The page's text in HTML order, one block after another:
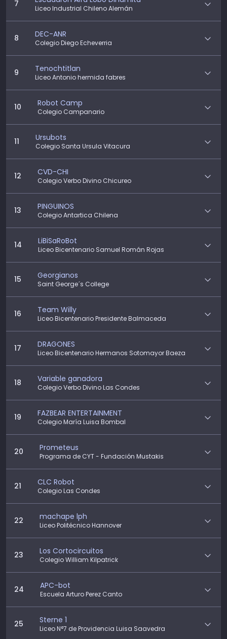
7 Liceo Industrial Chileno Alemán
8 DEC-ANR
Colegio Diego Echeverria
9 Tenochtitlan
Liceo Antonio hermida fabres
10 Robot Camp
Colegio Campanario
11 Ursubots
Colegio Santa Ursula Vitacura
12 CVD-CHI
Colegio Verbo Divino Chicureo
13 PINGUINOS
Colegio Antartica Chilena
14 LiBiSaRoBot
Liceo Bicentenario Samuel Román Rojas
15 Georgianos
Saint George´s College
16 Team Willy
Liceo Bicentenario Presidente Balmaceda
17 DRAGONES
Liceo Bicentenario Hermanos Sotomayor Baeza
18 Variable ganadora
Colegio Verbo Divino Las Condes
19 FAZBEAR ENTERTAINMENT
Colegio María Luisa Bombal
20 Prometeus
Programa de CYT - Fundación Mustakis
21 CLC Robot
Colegio Las Condes
22 machape lph
Liceo Politécnico Hannover
23 Los Cortocircuitos
Colegio William Kilpatrick
24 APC-bot
Escuela Arturo Perez Canto
25 Sterne 1
Liceo N°7 de Providencia Luisa Saavedra